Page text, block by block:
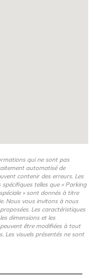
qui ne sont pas
automatisé de
contenir des erreurs. Les
telles que « Parking
» sont donnés à titre
Nous vous invitons à nous
Les caractéristiques
dimensions et les
être modifiées à tout
Les visuels présentés ne sont